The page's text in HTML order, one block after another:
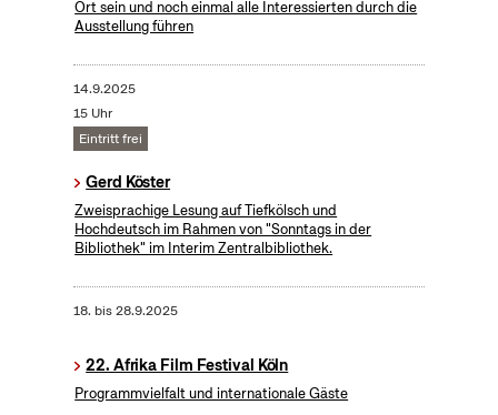
Ort sein und noch einmal alle Interessierten durch die
Ausstellung führen
14.9.2025
15 Uhr
Eintritt frei
Gerd Köster
Zweisprachige Lesung auf Tiefkölsch und
Hochdeutsch im Rahmen von "Sonntags in der
Bibliothek" im Interim Zentralbibliothek.
18. bis28.9.2025
22. Afrika Film Festival Köln
Programmvielfalt und internationale Gäste